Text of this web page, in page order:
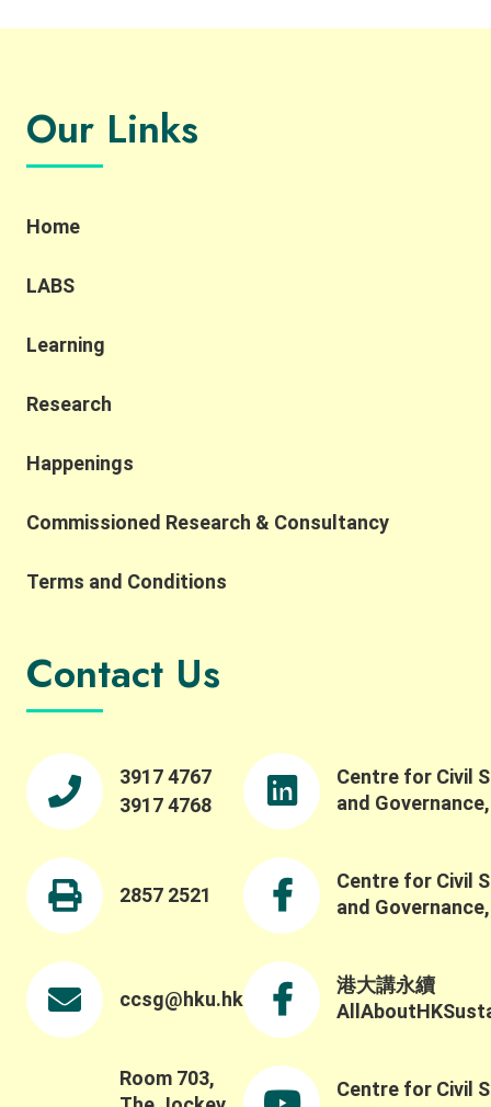
廠，將二氧化碳連埋透過電解獲取嘅氫氣 (hydrogen)
伏特加架啦！而傳統蒸餾酒精嘅方法係需要用到35公
升嘅水，先可以製造出一公升的蒸餾物。相比之下，
平均每支Air Vodka有助清除約一磅二氧化碳，耗水量
雜質添！ Air Company 聯合創辦人兼行政總裁
個領域，直接將二氧化碳轉化成有價值嘅商品。除咗
以達到 #負碳排，意指生產過程中所清除嘅二氧化碳
賣vodka之外，亦都有推出負碳排嘅香水同消毒搓手
液，相信將來仲會喺市場上推出各式各樣嘅 #碳捕捉
朋友，可以click入呢條片睇下佢哋係點樣由二氧化碳
https://www.youtube.com/watch?v=usnKH_B_rbo
如果大家想知道更多關於世界各地有趣嘅 #社會創新
列 啦！我哋下次再見！
Our Links
Home
LABS
Learning
Research
Happenings
Commissioned Research & Consultancy
Terms and Conditions
Contact Us
3917 4767
3917 4768
2857 2521
ccsg@hku.hk
Room 703,
Centre for Civil
and
Centre for Civil
and
港大講永續
Centre for Civil